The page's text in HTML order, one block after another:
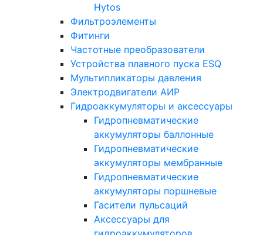
Hytos
Фильтроэлементы
Фитинги
Частотные преобразователи
Устройства плавного пуска ESQ
Мультипликаторы давления
Электродвигатели АИР
Гидроаккумуляторы и аксессуары
Гидропневматические
аккумуляторы баллонные
Гидропневматические
аккумуляторы мембранные
Гидропневматические
аккумуляторы поршневые
Гасители пульсаций
Аксессуары для